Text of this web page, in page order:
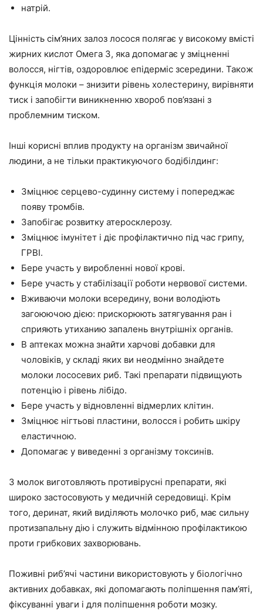
натрій.
Цінність сім’яних залоз лосося полягає у високому вмісті
жирних кислот Омега 3, яка допомагає у зміцненні
волосся, нігтів, оздоровлює епідерміс зсередини. Також
функція молоки – знизити рівень холестерину, вирівняти
тиск і запобігти виникненню хвороб пов’язані з
проблемним тиском.
Інші корисні вплив продукту на організм звичайної
людини, а не тільки практикуючого бодібілдинг:
Зміцнює серцево-судинну систему і попереджає
появу тромбів.
Запобігає розвитку атеросклерозу.
Зміцнює імунітет і діє профілактично під час грипу,
ГРВІ.
Бере участь у виробленні нової крові.
Бере участь у стабілізації роботи нервової системи.
Вживаючи молоки всередину, вони володіють
загоюючою дією: прискорюють затягування ран і
сприяють утиханию запалень внутрішніх органів.
В аптеках можна знайти харчові добавки для
чоловіків, у складі яких ви неодмінно знайдете
молоки лососевих риб. Такі препарати підвищують
потенцію і рівень лібідо.
Бере участь у відновленні відмерлих клітин.
Зміцнює нігтьові пластини, волосся і робить шкіру
еластичною.
Допомагає у виведенні з організму токсинів.
З молок виготовляють противірусні препарати, які
широко застосовують у медичній середовищі. Крім
того, деринат, який виділяють молочко риб, має сильну
протизапальну дію і служить відмінною профілактикою
проти грибкових захворювань.
Поживні риб’ячі частини використовують у біологічно
активних добавках, які допомагають поліпшення пам’яті,
фіксуванні уваги і для поліпшення роботи мозку.